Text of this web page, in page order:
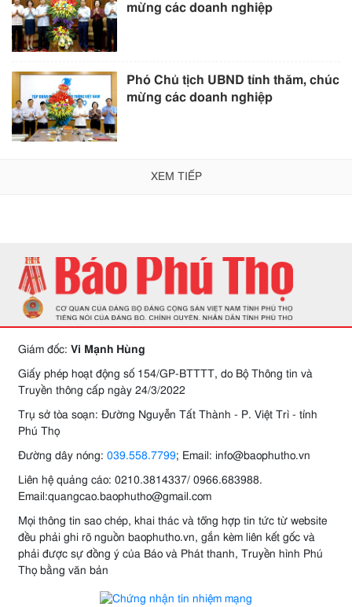
mừng các doanh nghiệp
Phó Chủ tịch UBND tỉnh thăm, chúc
mừng các doanh nghiệp
XEM TIẾP
Giám đốc: Vi Mạnh Hùng
Giấy phép hoạt động số 154/GP-BTTTT, do Bộ Thông tin và
Truyền thông cấp ngày 24/3/2022
Trụ sở tòa soạn: Đường Nguyễn Tất Thành - P. Việt Trì - tỉnh
Phú Thọ
Đường dây nóng: 039.558.7799; Email: info@baophutho.vn
Liên hệ quảng cáo: 0210.3814337/ 0966.683988.
Email:quangcao.baophutho@gmail.com
Mọi thông tin sao chép, khai thác và tổng hợp tin tức từ website
đều phải ghi rõ nguồn baophutho.vn, gắn kèm liên kết gốc và
phải được sự đồng ý của Báo và Phát thanh, Truyền hình Phú
Thọ bằng văn bản